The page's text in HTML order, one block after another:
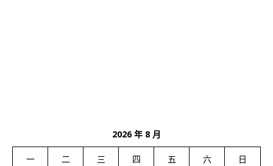
2026 年 8 月
一 二 三 四 五 六 日